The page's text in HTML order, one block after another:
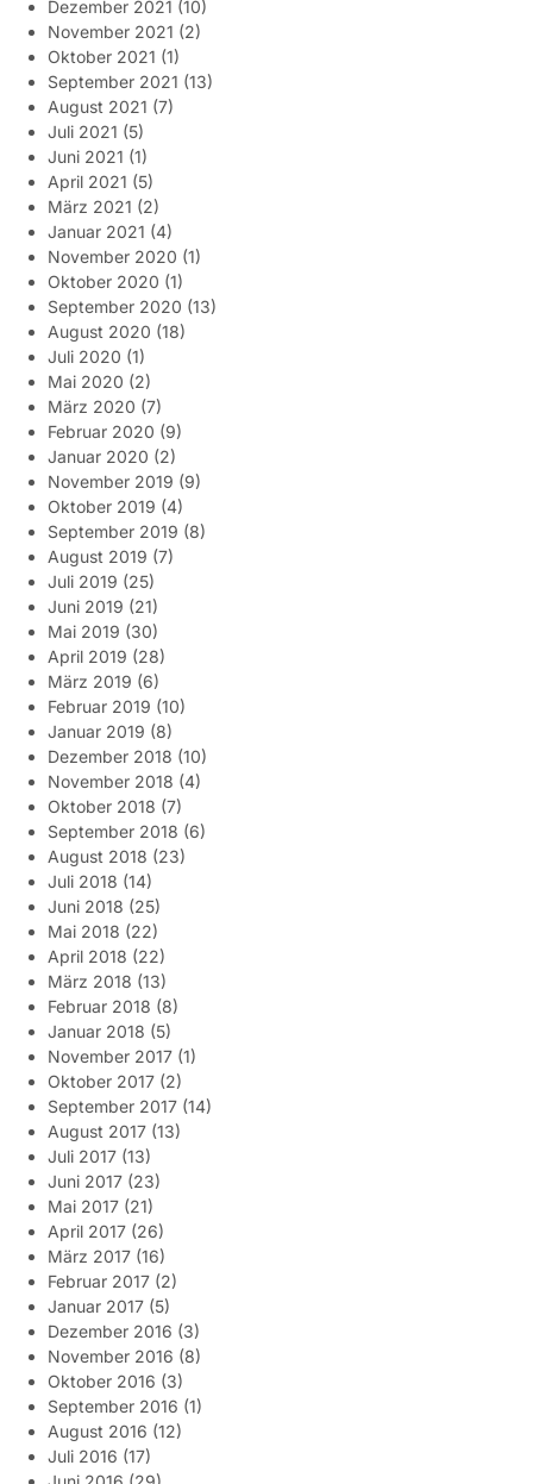
Dezember 2021 (10)
November 2021 (2)
Oktober 2021 (1)
September 2021 (13)
August 2021 (7)
Juli 2021 (5)
Juni 2021 (1)
April 2021 (5)
März 2021 (2)
Januar 2021 (4)
November 2020 (1)
Oktober 2020 (1)
September 2020 (13)
August 2020 (18)
Juli 2020 (1)
Mai 2020 (2)
März 2020 (7)
Februar 2020 (9)
Januar 2020 (2)
November 2019 (9)
Oktober 2019 (4)
September 2019 (8)
August 2019 (7)
Juli 2019 (25)
Juni 2019 (21)
Mai 2019 (30)
April 2019 (28)
März 2019 (6)
Februar 2019 (10)
Januar 2019 (8)
Dezember 2018 (10)
November 2018 (4)
Oktober 2018 (7)
September 2018 (6)
August 2018 (23)
Juli 2018 (14)
Juni 2018 (25)
Mai 2018 (22)
April 2018 (22)
März 2018 (13)
Februar 2018 (8)
Januar 2018 (5)
November 2017 (1)
Oktober 2017 (2)
September 2017 (14)
August 2017 (13)
Juli 2017 (13)
Juni 2017 (23)
Mai 2017 (21)
April 2017 (26)
März 2017 (16)
Februar 2017 (2)
Januar 2017 (5)
Dezember 2016 (3)
November 2016 (8)
Oktober 2016 (3)
September 2016 (1)
August 2016 (12)
Juli 2016 (17)